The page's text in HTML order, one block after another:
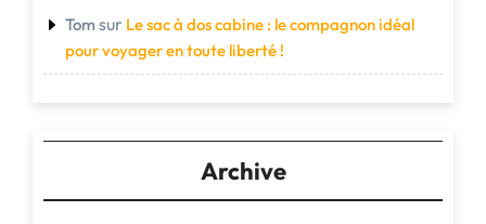
Tom sur Le sac à dos cabine : le compagnon idéal
pour voyager en toute liberté !
Archive